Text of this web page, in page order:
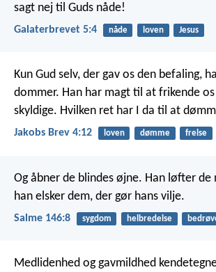
sagt nej til Guds nåde!
Galaterbrevet 5:4 nåde loven Jesus
Kun Gud selv, der gav os den befaling,
dommer. Han har magt til at frikende
skyldige. Hvilken ret har I da til at
Jakobs Brev 4:12 loven dømme frelse
Og åbner de blindes øjne. Han løfter de
han elsker dem, der gør hans vilje.
Salme 146:8 sygdom helbredelse
Medlidenhed og gavmildhed